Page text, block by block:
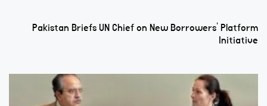
Pakistan Briefs UN Chief on New Borrowers’ Platform
Initiative